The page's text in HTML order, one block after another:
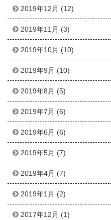
2019年12月 (12)
2019年11月 (3)
2019年10月 (10)
2019年9月 (10)
2019年8月 (5)
2019年7月 (6)
2019年6月 (6)
2019年5月 (7)
2019年4月 (7)
2019年1月 (2)
2017年12月 (1)